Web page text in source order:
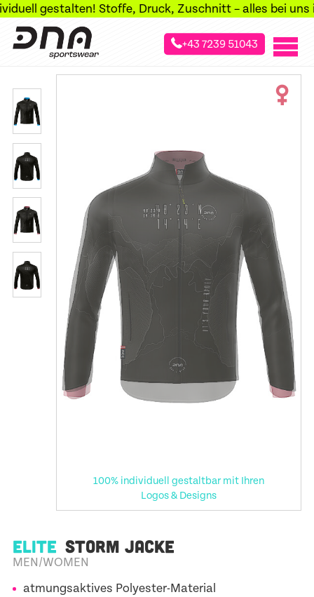
gestalten! Stoffe, Druck, Zuschnitt – alles bei uns im
+43 7239 51043
»
100% individuell gestaltbar mit Ihren
Logos & Designs
ELITE STORM JACKE
MEN/WOMEN
atmungsaktives Polyester-Material